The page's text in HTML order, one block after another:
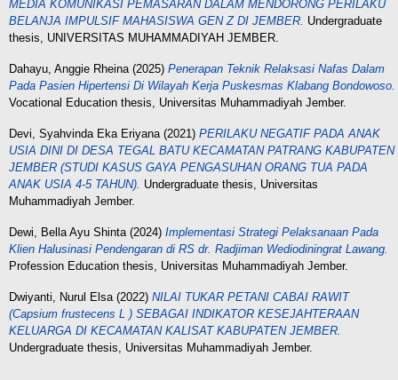
MEDIA KOMUNIKASI PEMASARAN DALAM MENDORONG PERILAKU
BELANJA IMPULSIF MAHASISWA GEN Z DI JEMBER. Undergraduate
thesis, UNIVERSITAS MUHAMMADIYAH JEMBER.
Dahayu, Anggie Rheina(2025) Penerapan Teknik Relaksasi Nafas Dalam
Pada Pasien Hipertensi Di Wilayah Kerja Puskesmas Klabang Bondowoso.
Vocational Education thesis, Universitas Muhammadiyah Jember.
Devi, Syahvinda Eka Eriyana(2021) PERILAKU NEGATIF PADA ANAK
USIA DINI DI DESA TEGAL BATU KECAMATAN PATRANG KABUPATEN
JEMBER (STUDI KASUS GAYA PENGASUHAN ORANG TUA PADA
ANAK USIA 4-5 TAHUN). Undergraduate thesis, Universitas
Muhammadiyah Jember.
Dewi, Bella Ayu Shinta(2024) Implementasi Strategi Pelaksanaan Pada
Klien Halusinasi Pendengaran di RS dr. Radjiman Wediodiningrat Lawang.
Profession Education thesis, Universitas Muhammadiyah Jember.
Dwiyanti, Nurul Elsa(2022) NILAI TUKAR PETANI CABAI RAWIT
(Capsium frustecens L ) SEBAGAI INDIKATOR KESEJAHTERAAN
KELUARGA DI KECAMATAN KALISAT KABUPATEN JEMBER.
Undergraduate thesis, Universitas Muhammadiyah Jember.